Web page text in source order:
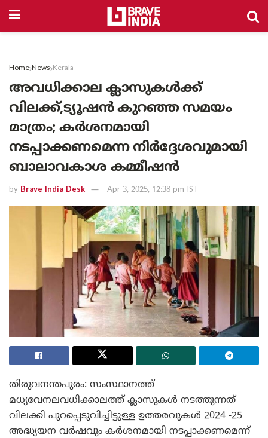
Home News Kerala
അവധിക്കാല ക്ലാസുകൾക്ക്
വിലക്ക്,ട്യൂഷൻ കുറഞ്ഞ സമയം
മാത്രം; കർശനമായി
നടപ്പാക്കണമെന്ന നിർദ്ദേശവുമായി
ബാലാവകാശ കമ്മീഷൻ
by Brave India Desk Apr 3, 2025, 12:38 pm IST
തിരുവനന്തപുരം: സംസ്ഥാനത്ത്
മധ്യവേനലവധിക്കാലത്ത് ക്ലാസുകൾ നടത്തുന്നത്
വിലക്കി പുറപ്പെടുവിച്ചിട്ടുള്ള ഉത്തരവുകൾ 2024 -25
അദ്ധ്യയന വർഷവും കർശനമായി നടപ്പാക്കണമെന്ന്